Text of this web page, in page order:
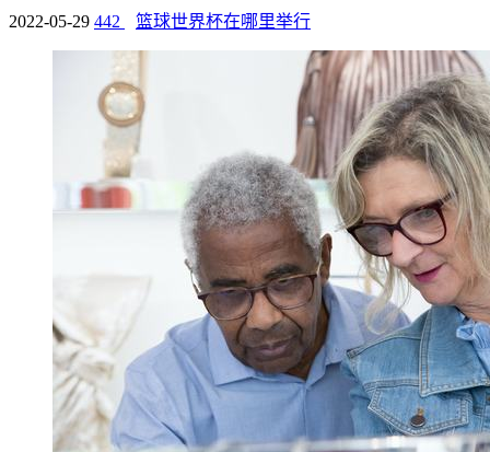
2022-05-29 442 篮球世界杯在哪里举行